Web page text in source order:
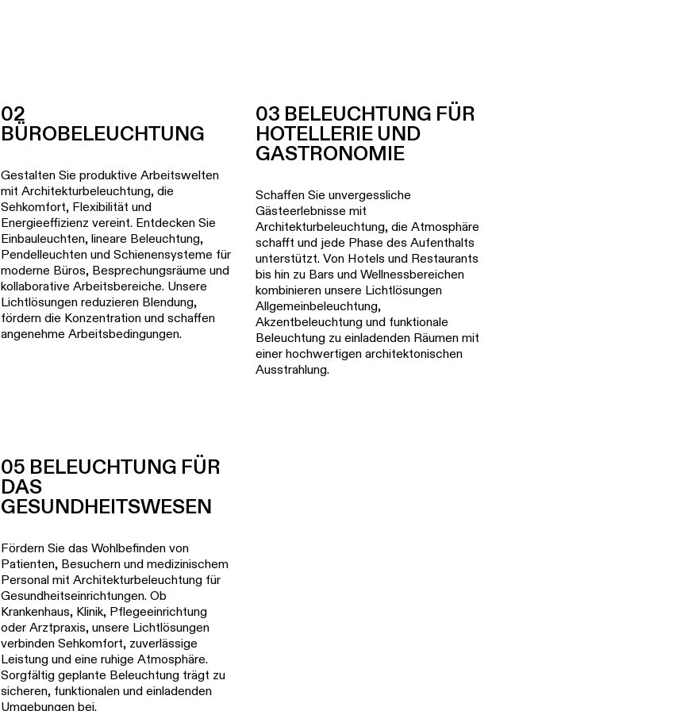
02
BÜROBELEUCHTUNG
Gestalten Sie produktive Arbeitswelten
mit Architekturbeleuchtung, die
Sehkomfort, Flexibilität und
Energieeffizienz vereint. Entdecken Sie
Einbauleuchten, lineare Beleuchtung,
Pendelleuchten und Schienensysteme für
moderne Büros, Besprechungsräume und
kollaborative Arbeitsbereiche. Unsere
Lichtlösungen reduzieren Blendung,
fördern die Konzentration und schaffen
angenehme Arbeitsbedingungen.
03 BELEUCHTUNG FÜR
HOTELLERIE UND
GASTRONOMIE
Schaffen Sie unvergessliche
Gästeerlebnisse mit
Architekturbeleuchtung, die Atmosphäre
schafft und jede Phase des Aufenthalts
unterstützt. Von Hotels und Restaurants
bis hin zu Bars und Wellnessbereichen
kombinieren unsere Lichtlösungen
Allgemeinbeleuchtung,
Akzentbeleuchtung und funktionale
Beleuchtung zu einladenden Räumen mit
einer hochwertigen architektonischen
Ausstrahlung.
05 BELEUCHTUNG FÜR
DAS
GESUNDHEITSWESEN
Fördern Sie das Wohlbefinden von
Patienten, Besuchern und medizinischem
Personal mit Architekturbeleuchtung für
Gesundheitseinrichtungen. Ob
Krankenhaus, Klinik, Pflegeeinrichtung
oder Arztpraxis, unsere Lichtlösungen
verbinden Sehkomfort, zuverlässige
Leistung und eine ruhige Atmosphäre.
Sorgfältig geplante Beleuchtung trägt zu
sicheren, funktionalen und einladenden
Umgebungen bei.